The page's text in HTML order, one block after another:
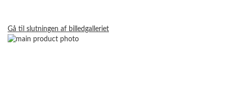
Gå til slutningen af billedgalleriet